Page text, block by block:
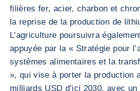
filières fer, acier, charbon et
la reprise de la production de
L’agriculture poursuivra
appuyée par la « Stratégie pour
systèmes alimentaires et la
», qui vise à porter la production
milliards USD d’ici 2030, avec